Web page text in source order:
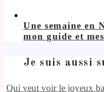
Une semaine en
mon guide et
Je suis aussi
Qui veut voir le joyeux